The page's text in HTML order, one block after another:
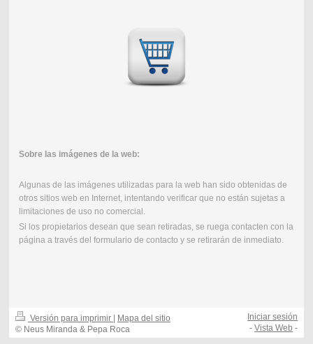
Sobre las imágenes de la web:
Algunas de las imágenes utilizadas para la web han sido obtenidas de
otros sitios web en Internet, intentando verificar que no están sujetas a
limitaciones de uso no comercial.
Si los propietarios desean que sean retiradas, se ruega contacten con la
página a través del formulario de contacto y se retirarán de inmediato.
Versión para imprimir | Mapa del sitio
© Neus Miranda & Pepa Roca
Iniciar sesión
-Vista Web -